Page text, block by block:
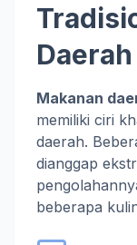
Daerah
Makanan
memiliki ciri
daerah.
dianggap
beberapa